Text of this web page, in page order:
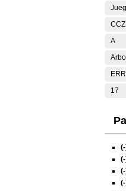
CCZ
A
17